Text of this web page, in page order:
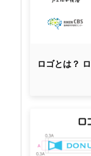
ロゴとは？